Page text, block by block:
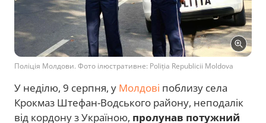
Поліція Молдови. Фото ілюстративне: Poliția Republicii Moldova
У неділю, 9 серпня, у Молдові поблизу села
Крокмаз Штефан-Водського району, неподалік
від кордону з Україною, пролунав потужний